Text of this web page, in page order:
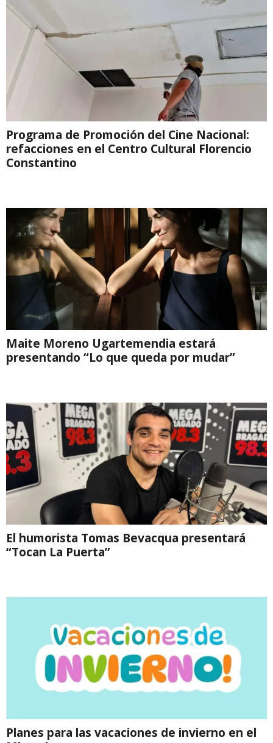
Programa de Promoción del Cine Nacional:
refacciones en el Centro Cultural Florencio
Constantino
Maite Moreno Ugartemendia estará
presentando “Lo que queda por mudar”
El humorista Tomas Bevacqua presentará
“Tocan La Puerta”
Planes para las vacaciones de invierno en el